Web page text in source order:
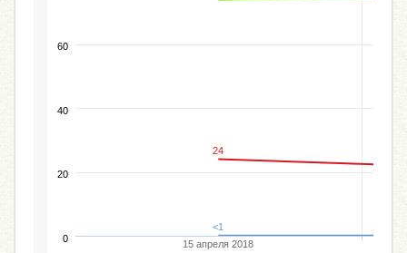
<1
24
15 апреля 2018
0
20
40
60